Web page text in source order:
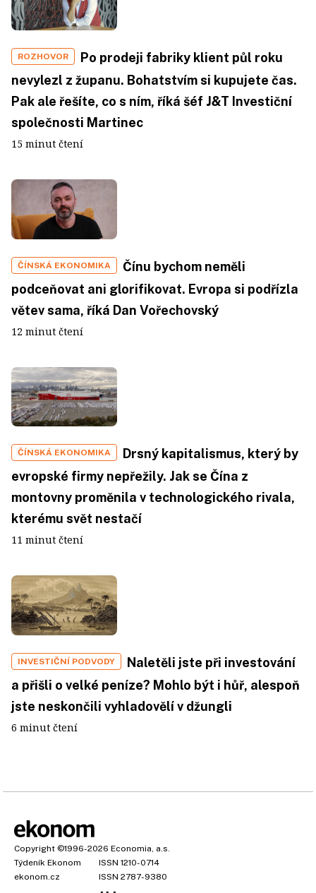
ROZHOVOR
Po prodeji fabriky klient půl roku
nevylezl z županu. Bohatstvím si kupujete čas.
Pak ale řešíte, co s ním, říká šéf J&T Investiční
společnosti Martinec
15 minut čtení
ČÍNSKÁ EKONOMIKA
Čínu bychom neměli
podceňovat ani glorifikovat. Evropa si podřízla
větev sama, říká Dan Vořechovský
12 minut čtení
ČÍNSKÁ EKONOMIKA
Drsný kapitalismus, který by
evropské firmy nepřežily. Jak se Čína z
montovny proměnila v technologického rivala,
kterému svět nestačí
11 minut čtení
INVESTIČNÍ PODVODY
Naletěli jste při investování
a přišli o velké peníze? Mohlo být i hůř, alespoň
jste neskončili vyhladovělí v džungli
6 minut čtení
Copyright ©1996-2026 Economia, a.s.
Týdeník Ekonom
ISSN 1210-0714
ekonom.cz
ISSN 2787-9380